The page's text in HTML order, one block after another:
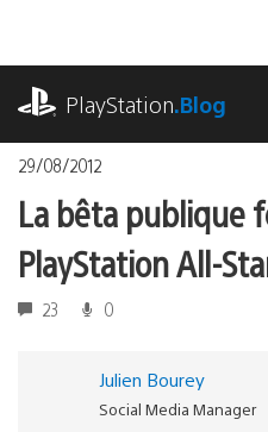
contenu
PlayStation.Blog
29/08/2012
La bêta publique
PlayStation All-
23 0
Julien Bourey
Social Media Manager